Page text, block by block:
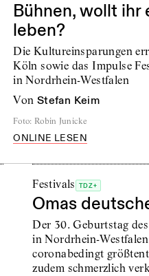
Bühnen, wollt ihr
leben?
Die Kultureinsparungen
Köln sowie das Impulse
in Nordrhein-Westfalen
von Stefan Keim
Foto: Robin Junicke
ONLINE LESEN
Festivals TDZ+
Omas
Der 30. Geburtstag
in Nordrhein-
coronabedingt
zudem schmerzlich